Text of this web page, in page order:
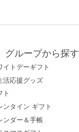
グループから探す
イトデーギフト
活応援グッズ
ト
ンタイン ギフト
ンダー＆手帳